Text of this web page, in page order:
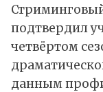
подтвердил
четвёртом
данным